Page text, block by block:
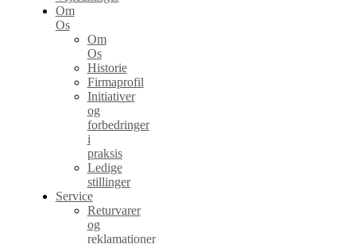
Om
Os
Om
Os
Historie
Firmaprofil
Initiativer
og
forbedringer
i
praksis
Ledige
stillinger
Service
Returvarer
og
reklamationer